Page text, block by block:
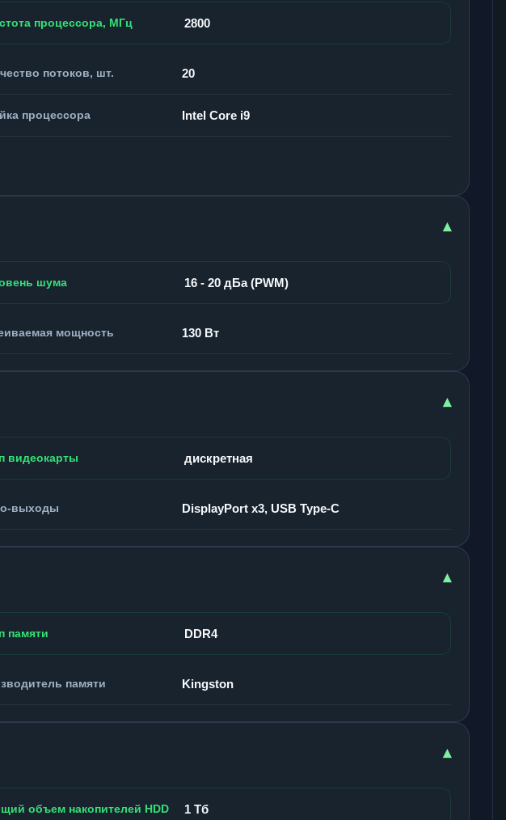
процессора, МГц 2800
потоков, шт. 20
процессора Intel Core i9
▾
шума 16 - 20 дБа (PWM)
мощность 130 Вт
▾
видеокарты дискретная
выходы DisplayPort x3, USB Type-C
▾
памяти DDR4
памяти Kingston
▾
объем накопителей HDD 1 Тб